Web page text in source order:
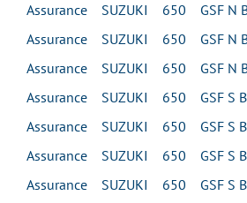
Assurance SUZUKI 650 GSF N
Assurance SUZUKI 650 GSF N
Assurance SUZUKI 650 GSF N
Assurance SUZUKI 650 GSF S
Assurance SUZUKI 650 GSF S
Assurance SUZUKI 650 GSF S
Assurance SUZUKI 650 GSF S